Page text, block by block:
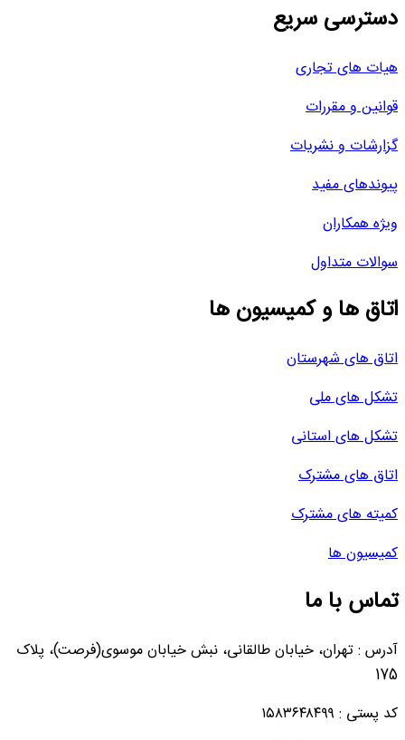
دسترسی سریع
هیات های تجاری
قوانین و مقررات
گزارشات و نشریات
پیوندهای مفید
ویژه همکاران
سوالات متداول
اتاق ها و کمیسیون ها
اتاق های شهرستان
تشکل های ملی
تشکل های استانی
اتاق های مشترک
کمیته های مشترک
کمیسیون ها
تماس با ما
آدرس : تهران، خیابان طالقانی، نبش خیابان موسوی(فرصت)، پلاک
175
کد پستی : ۱۵۸۳۶۴۸۴۹۹